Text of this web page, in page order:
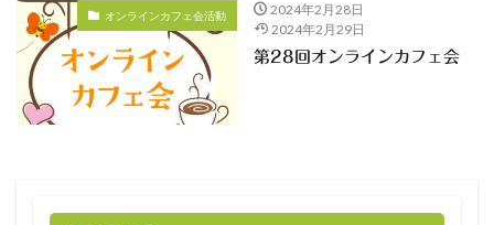
オンラインカフェ会活動
2024年2月28日
2024年2月29日
第28回オンラインカフェ会